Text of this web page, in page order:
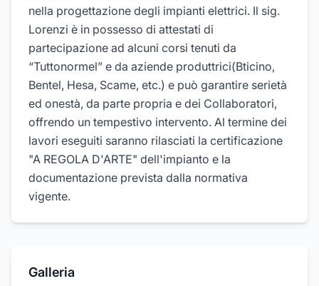
nella progettazione degli impianti elettrici. Il sig.
Lorenzi è in possesso di attestati di
partecipazione ad alcuni corsi tenuti da
“Tuttonormel” e da aziende produttrici(Bticino,
Bentel, Hesa, Scame, etc.) e può garantire serietà
ed onestà, da parte propria e dei Collaboratori,
offrendo un tempestivo intervento. Al termine dei
lavori eseguiti saranno rilasciati la certificazione
"A REGOLA D'ARTE" dell'impianto e la
documentazione prevista dalla normativa
vigente.
Galleria